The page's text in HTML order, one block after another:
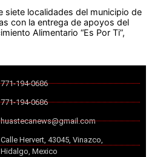
siete localidades del municipio de
con la entrega de apoyos del
Alimentario “Es Por Ti”,
771-194-0686
771-194-0686
huastecanews@gmail.com
Calle Hervert, 43045, Vinazco,
Hidalgo, Mexico